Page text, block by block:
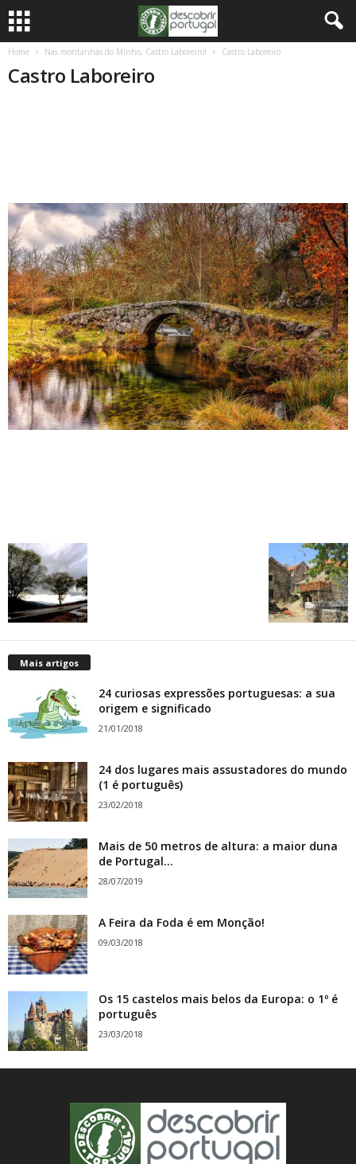
Home Nas montanhas do Minho, Castro Laboreiro! Castro Laboreiro
Castro Laboreiro
Mais artigos
24 curiosas expressões portuguesas: a sua
origem e significado
21/01/2018
24 dos lugares mais assustadores do mundo
(1 é português)
23/02/2018
Mais de 50 metros de altura: a maior duna
de Portugal...
28/07/2019
A Feira da Foda é em Monção!
09/03/2018
Os 15 castelos mais belos da Europa: o 1º é
português
23/03/2018